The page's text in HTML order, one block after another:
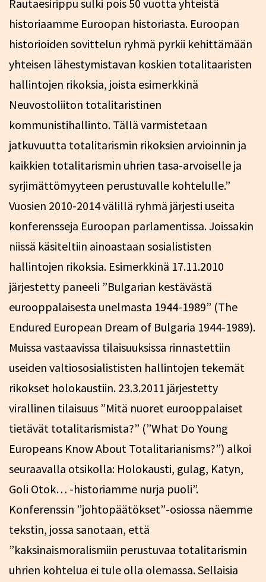
Rautaesirippu sulki pois 50 vuotta yhteistä
historiaamme Euroopan historiasta. Euroopan
historioiden sovittelun ryhmä pyrkii kehittämään
yhteisen lähestymistavan koskien totalitaaristen
hallintojen rikoksia, joista esimerkkinä
Neuvostoliiton totalitaristinen
kommunistihallinto. Tällä varmistetaan
jatkuvuutta totalitarismin rikoksien arvioinnin ja
kaikkien totalitarismin uhrien tasa-arvoiselle ja
syrjimättömyyteen perustuvalle kohtelulle.”
Vuosien 2010-2014 välillä ryhmä järjesti useita
konferensseja Euroopan parlamentissa. Joissakin
niissä käsiteltiin ainoastaan sosialististen
hallintojen rikoksia. Esimerkkinä 17.11.2010
järjestetty paneeli ”Bulgarian kestävästä
eurooppalaisesta unelmasta 1944-1989” (The
Endured European Dream of Bulgaria 1944-1989).
Muissa vastaavissa tilaisuuksissa rinnastettiin
useiden valtiososialististen hallintojen tekemät
rikokset holokaustiin. 23.3.2011 järjestetty
virallinen tilaisuus ”Mitä nuoret eurooppalaiset
tietävät totalitarismista?” (”What Do Young
Europeans Know About Totalitarianisms?”) alkoi
seuraavalla otsikolla: Holokausti, gulag, Katyn,
Goli Otok… -historiamme nurja puoli”.
Konferenssin ”johtopäätökset”-osiossa näemme
tekstin, jossa sanotaan, että
”kaksinaismoralismiin perustuvaa totalitarismin
uhrien kohtelua ei tule olla olemassa. Sellaisia